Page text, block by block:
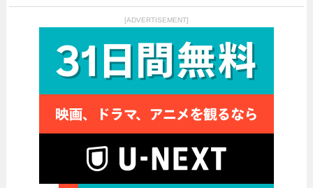
[ADVERTISEMENT]